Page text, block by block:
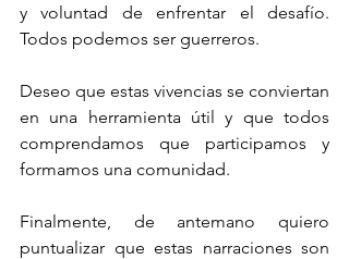
y voluntad de enfrentar el desafío.
Todos podemos ser guerreros.
Deseo que estas vivencias se conviertan
en una herramienta útil y que todos
comprendamos que participamos y
formamos una comunidad.
Finalmente, de antemano quiero
puntualizar que estas narraciones son